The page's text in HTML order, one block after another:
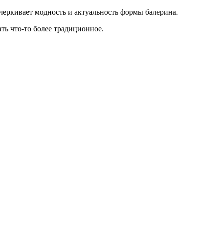
модность и актуальность формы балерина.
что-то более традиционное.